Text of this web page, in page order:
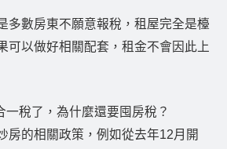
多數房東不願意報稅，租屋完全是檯
可以做好相關配套，租金不會因此上
一稅了，為什麼還要囤房稅？
房的相關政策，例如從去年12月開